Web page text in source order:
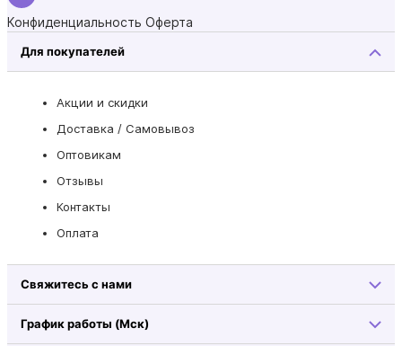
Конфиденциальность Оферта
Для покупателей
Акции и скидки
Доставка / Самовывоз
Оптовикам
Отзывы
Контакты
Оплата
Свяжитесь с нами
График работы (Мск)